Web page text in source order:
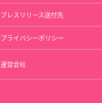
プレスリリース送付先
プライバシーポリシー
運営会社